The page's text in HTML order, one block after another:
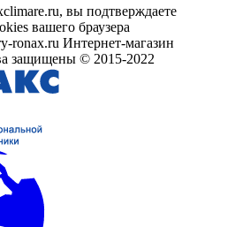
вы подтверждаете
вашего браузера
ronax.ru Интернет-магазин
защищены © 2015-2022